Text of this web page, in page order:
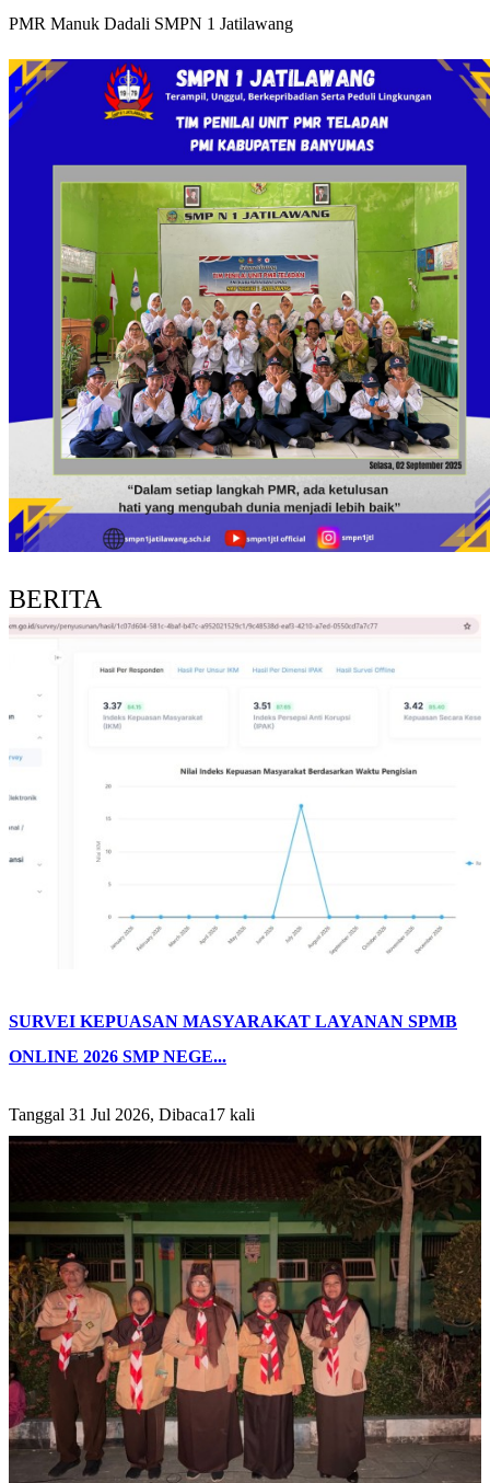
PMR Manuk Dadali SMPN 1 Jatilawang
BERITA
SURVEI KEPUASAN MASYARAKAT LAYANAN SPMB
ONLINE 2026 SMP NEGE...
Tanggal 31 Jul 2026, Dibaca17 kali